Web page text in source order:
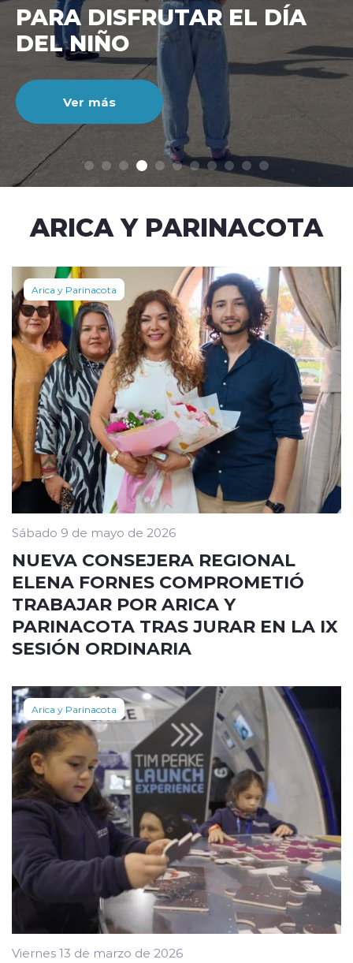
modo claro
CIENTO DURANTE EL MES
DE JULIO
Ver más
ARICA Y PARINACOTA
Arica y Parinacota
Sábado 9 de mayo de 2026
NUEVA CONSEJERA REGIONAL
ELENA FORNES COMPROMETIÓ
TRABAJAR POR ARICA Y
PARINACOTA TRAS JURAR EN LA IX
SESIÓN ORDINARIA
Arica y Parinacota
Viernes 13 de marzo de 2026